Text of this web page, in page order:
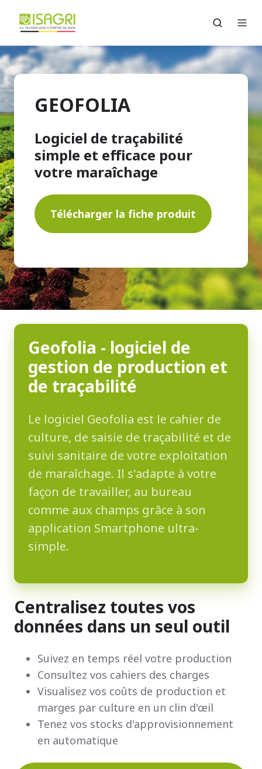
GEOFOLIA
Logiciel de traçabilité
simple et efficace pour
votre maraîchage
Télécharger la fiche produit
Geofolia - logiciel de
gestion de production et
de traçabilité
Le logiciel Geofolia est le cahier de
culture, de saisie de traçabilité et de
suivi sanitaire de votre exploitation
de maraîchage. Il s'adapte à votre
façon de travailler, au bureau
comme aux champs grâce à son
application Smartphone ultra-
simple.
Centralisez toutes vos
données dans un seul outil
Suivez en temps réel votre production
Consultez vos cahiers des charges
Visualisez vos coûts de production et
marges par culture en un clin d'œil
Tenez vos stocks d'approvisionnement
en automatique